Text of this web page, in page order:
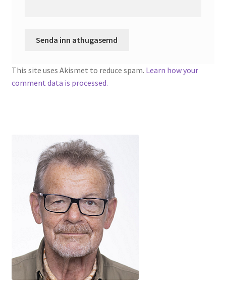
This site uses Akismet to reduce spam. Learn how your
comment data is processed.